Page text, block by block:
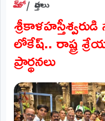
STREAMING
లైవ్
టీవీ
(Live
TV)
లైవ్
రేడియో
(Live
Radio)
హోమ్ వార్తలు
లోకేష్.. రాష్ట్ర
ప్రార్థనలు